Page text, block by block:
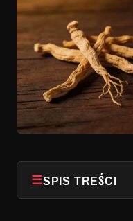
☰SPIS TREŚCI